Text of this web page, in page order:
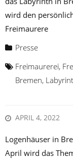
wird den
Freimaurere
Presse
Freimaurerei,
Bremen,
APRIL 4, 2022
Logenhäuser in
April wird das